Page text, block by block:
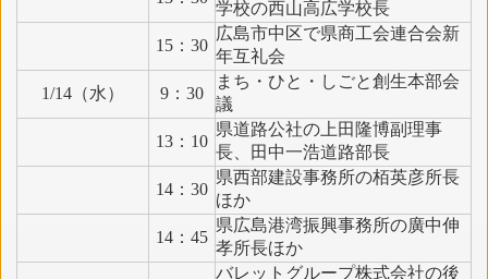
学校の西山高広学校長
15：30
広島市中区で県商工会連合会新
年互礼会
1/14（水）
9：30
まち・ひと・しごと創生本部会
議
13：10
県道路公社の上田隆博副理事
長、田中一浩道路部長
14：30
県西部建設事務所の栢英彦所長
ほか
14：45
県広島港湾振興事務所の廣中伸
孝所長ほか
バレットグループ株式会社の後